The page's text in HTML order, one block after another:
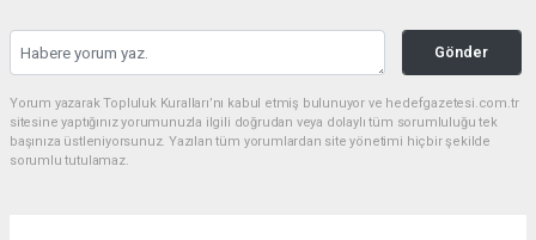
Gönder
Yorum yazarak Topluluk Kuralları’nı kabul etmiş bulunuyor ve hedefgazetesi.com.tr
sitesine yaptığınız yorumunuzla ilgili doğrudan veya dolaylı tüm sorumluluğu tek
başınıza üstleniyorsunuz. Yazılan tüm yorumlardan site yönetimi hiçbir şekilde
sorumlu tutulamaz.